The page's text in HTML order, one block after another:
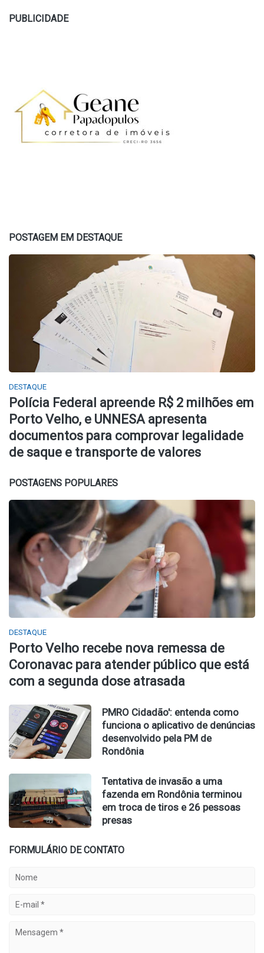
PUBLICIDADE
POSTAGEM EM DESTAQUE
DESTAQUE
Polícia Federal apreende R$ 2 milhões em
Porto Velho, e UNNESA apresenta
documentos para comprovar legalidade
de saque e transporte de valores
POSTAGENS POPULARES
DESTAQUE
Porto Velho recebe nova remessa de
Coronavac para atender público que está
com a segunda dose atrasada
PMRO Cidadão': entenda como
funciona o aplicativo de denúncias
desenvolvido pela PM de
Rondônia
Tentativa de invasão a uma
fazenda em Rondônia terminou
em troca de tiros e 26 pessoas
presas
FORMULÁRIO DE CONTATO